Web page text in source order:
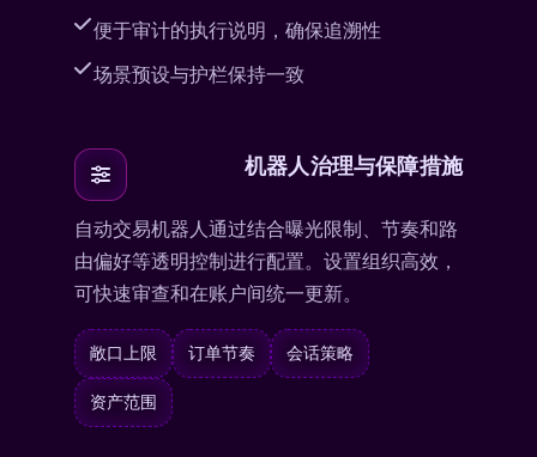
便于审计的执行说明，确保追溯性
场景预设与护栏保持一致
机器人治理与保障措施
自动交易机器人通过结合曝光限制、节奏和路
由偏好等透明控制进行配置。设置组织高效，
可快速审查和在账户间统一更新。
敞口上限 订单节奏 会话策略
资产范围